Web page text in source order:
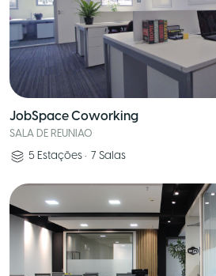
JobSpace Coworking
SALA DE REUNIAO
5 Estações • 7 Salas